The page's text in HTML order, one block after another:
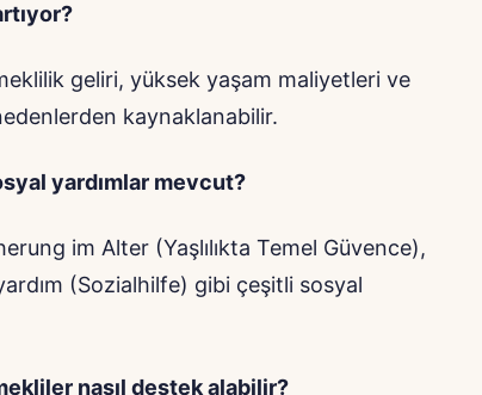
geliri, yüksek yaşam maliyetleri ve
kaynaklanabilir.
yardımlar mevcut?
im Alter (Yaşlılıkta Temel Güvence),
(Sozialhilfe) gibi çeşitli sosyal
nasıl destek alabilir?